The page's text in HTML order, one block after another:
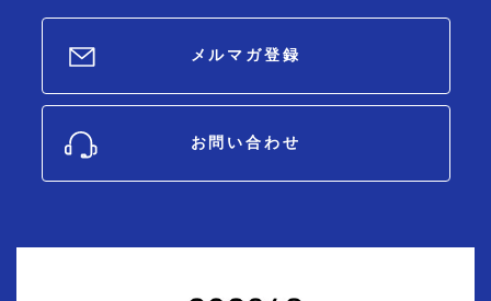
メルマガ登録
お問い合わせ